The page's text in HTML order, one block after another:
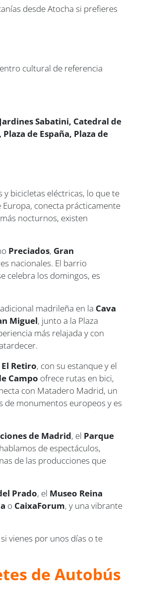
desde Atocha si prefieres
cultural de referencia
Sabatini, Catedral de
de España, Plaza de
bicicletas eléctricas, lo que te
conecta prácticamente
nocturnos, existen
Preciados, Gran
nacionales. El barrio
celebra los domingos, es
madrileña en la Cava
Miguel, junto a la Plaza
más relajada y con
Retiro, con su estanque y el
Campo ofrece rutas en bici,
con Matadero Madrid, un
de monumentos europeos y es
de Madrid, el Parque
de espectáculos,
de las producciones que
Prado, el Museo Reina
o CaixaForum, y una vibrante
vienes por unos días o te
de Autobús